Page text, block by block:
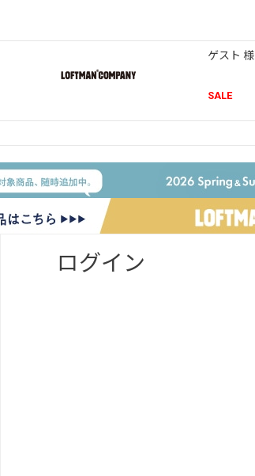
SALE
ゲスト 様
ログイン